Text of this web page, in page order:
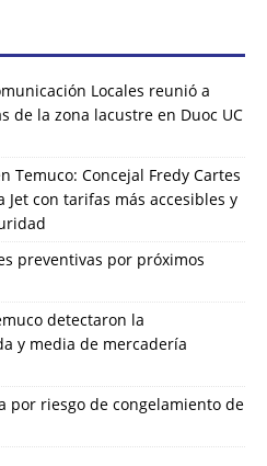
Locales reunió a
de la zona lacustre en Duoc UC
Temuco: Concejal Fredy Cartes
con tarifas más accesibles y
preventivas por próximos
detectaron la
y media de mercadería
por riesgo de congelamiento de